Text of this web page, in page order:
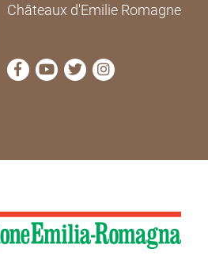
Châteaux d'Emilie Romagne
Visitez la page Facebook de
Visitez la page
Visitez la page
Visitez la page